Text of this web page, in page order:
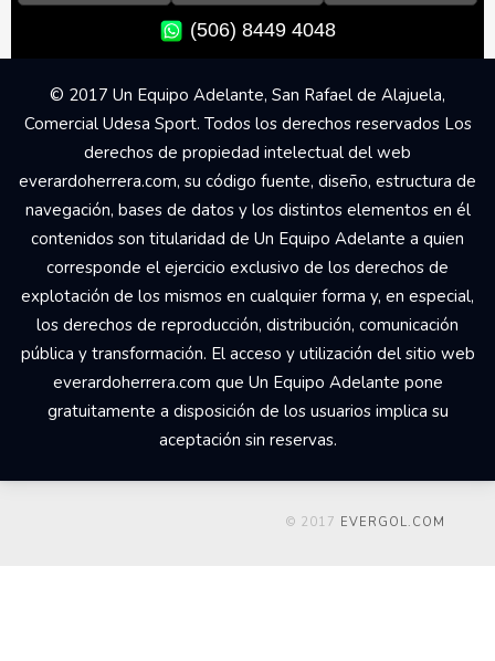
(506) 8449 4048
© 2017 Un Equipo Adelante, San Rafael de Alajuela,
Comercial Udesa Sport. Todos los derechos reservados Los
derechos de propiedad intelectual del web
everardoherrera.com, su código fuente, diseño, estructura de
navegación, bases de datos y los distintos elementos en él
contenidos son titularidad de Un Equipo Adelante a quien
corresponde el ejercicio exclusivo de los derechos de
explotación de los mismos en cualquier forma y, en especial,
los derechos de reproducción, distribución, comunicación
pública y transformación. El acceso y utilización del sitio web
everardoherrera.com que Un Equipo Adelante pone
gratuitamente a disposición de los usuarios implica su
aceptación sin reservas.
© 2017 EVERGOL.COM